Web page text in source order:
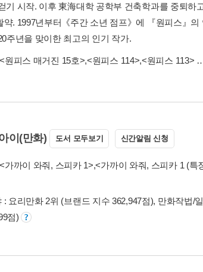
기 시작. 이후 東海대학 공학부 건축학과를 중퇴
약. 1997년부터《주간 소년 점프》에 『원피스』
주년을 맞이한 최고의 인기 작가.
<원피스 매거진 15호>,<원피스 114>,<원피스 113>
이(만화) 도서 모두보기 신간알림 신청
<가까이 와줘, 스피카 1>,<가까이 와줘, 스피카 1 (특
: 요리만화 2위 (브랜드 지수 362,947점), 만화작법/
점)